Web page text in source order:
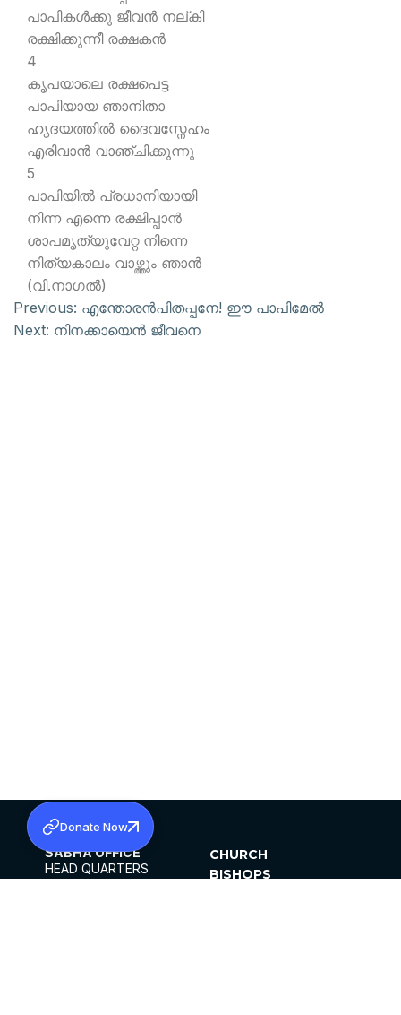
പാപികള്‍ക്കു ജീവന്‍ നല്കി
രക്ഷിക്കുന്നീ രക്ഷകന്‍
4
കൃപയാലെ രക്ഷപെട്ട
പാപിയായ ഞാനിതാ
ഹൃദയത്തില്‍ ദൈവസ്നേഹം
എരിവാന്‍ വാഞ്ചിക്കുന്നു
5
പാപിയില്‍ പ്രധാനിയായി
നിന്ന എന്നെ രക്ഷിപ്പാന്‍
ശാപമൃത്യുവേറ്റ നിന്നെ
നിത്യകാലം വാഴ്ത്തും ഞാന്‍
(വി.നാഗല്‍)
Previous: എന്തോരന്‍പിതപ്പനേ! ഈ പാപിമേല്‍
Next: നിനക്കായെന്‍ ജീവനെ
SABHA OFFICE
HEAD QUARTERS
CHURCH
BISHOPS
Donate Now